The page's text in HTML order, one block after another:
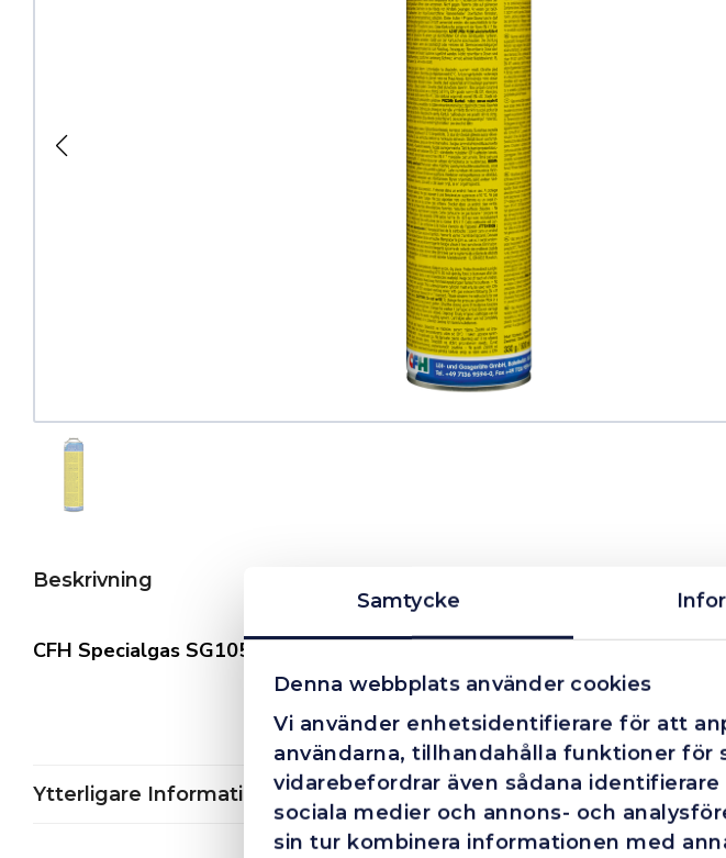
Samtycke
Denna webbplats använder cookies
Vi använder enhetsidentifierare för att
användarna, tillhandahålla funktioner för
vidarebefordrar även sådana
sociala medier och annons- och
sin tur kombinera informationen med
Beskrivning
CFH Specialgas SG105 110ml
Ytterligare Information